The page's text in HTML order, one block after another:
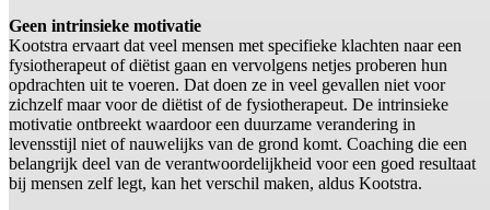
Geen intrinsieke motivatie
Kootstra ervaart dat veel mensen met specifieke klachten naar een
fysiotherapeut of diëtist gaan en vervolgens netjes proberen hun
opdrachten uit te voeren. Dat doen ze in veel gevallen niet voor
zichzelf maar voor de diëtist of de fysiotherapeut. De intrinsieke
motivatie ontbreekt waardoor een duurzame verandering in
levensstijl niet of nauwelijks van de grond komt. Coaching die een
belangrijk deel van de verantwoordelijkheid voor een goed resultaat
bij mensen zelf legt, kan het verschil maken, aldus Kootstra.